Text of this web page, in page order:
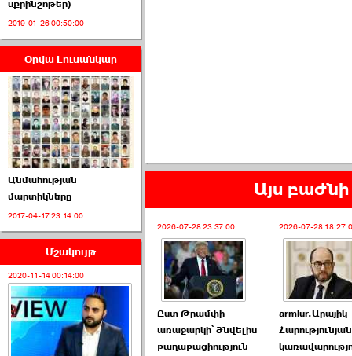
ՈՒՂԻՂ․ ԱԺ-ն
Կառավարության ›››
2026-07-01 00:52:00
ՍԴ-ն հուլիսի 1-ին
կհեռանա ›››
2026-07-01 00:08:00
սքրինշոթեր)
2019-01-26 00:50:00
Օրվա Լուսանկար
Անմահության
մարտիկները
2017-04-17 23:14:00
Մշակույթ
2020-11-14 00:14:00
Այս բաժնի
2026-07-28 23:37:00
Ըստ Թրամփի
առաջարկի՝ ծնվելիս
քաղաքացիություն
2026-07-28
armlur.Արայիկ